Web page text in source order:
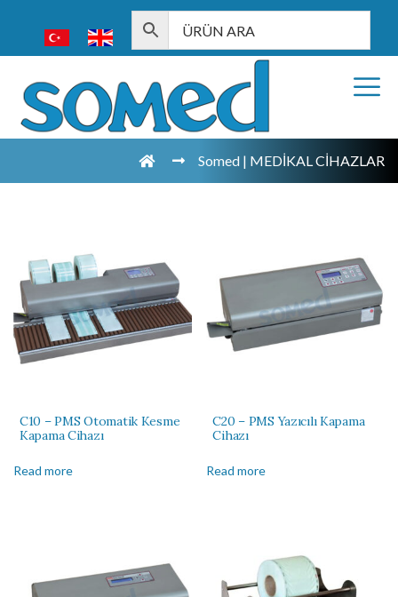
Somed | MEDİKAL CİHAZLAR
C10 – PMS Otomatik Kesme
Kapama Cihazı
Read more
C20 – PMS Yazıcılı Kapama
Cihazı
Read more